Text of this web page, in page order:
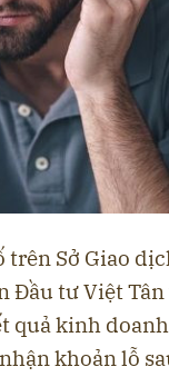
Sở Giao
Đầu tư Việt
quả kinh
khoản lỗ